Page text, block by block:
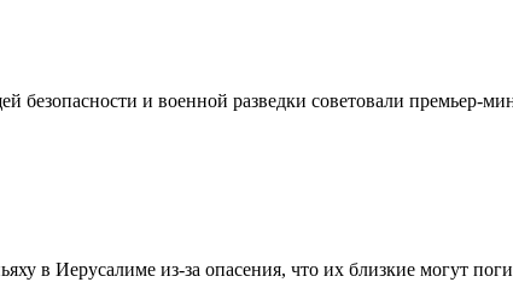
и военной разведки советовали премьер-
в Иерусалиме из-за опасения, что их близкие могут